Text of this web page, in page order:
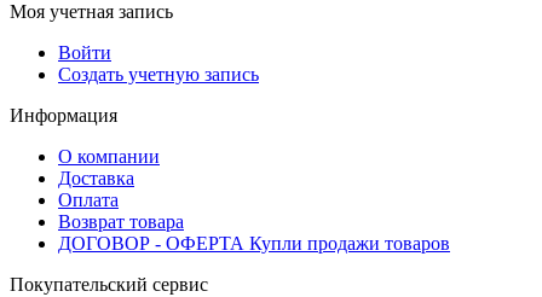
Моя учетная запись
Войти
Создать учетную запись
Информация
О компании
Доставка
Оплата
Возврат товара
ДОГОВОР - ОФЕРТА Купли продажи товаров
Покупательский сервис